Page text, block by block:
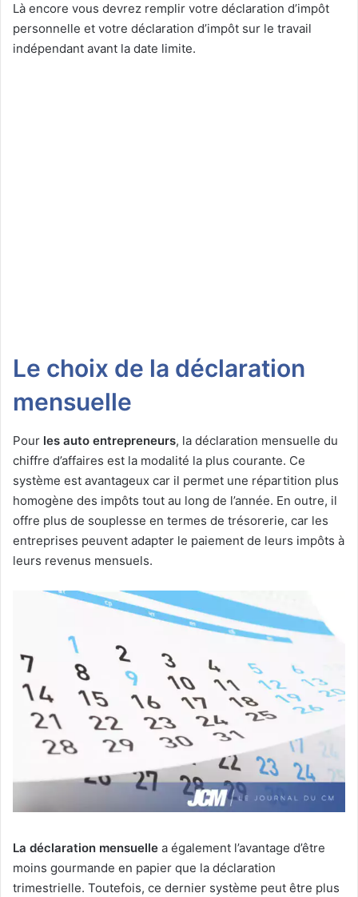
Là encore vous devrez remplir votre déclaration d’impôt
personnelle et votre déclaration d’impôt sur le travail
indépendant avant la date limite.
Le choix de la déclaration
mensuelle
Pour les auto entrepreneurs, la déclaration mensuelle du
chiffre d’affaires est la modalité la plus courante. Ce
système est avantageux car il permet une répartition plus
homogène des impôts tout au long de l’année. En outre, il
offre plus de souplesse en termes de trésorerie, car les
entreprises peuvent adapter le paiement de leurs impôts à
leurs revenus mensuels.
La déclaration mensuelle a également l’avantage d’être
moins gourmande en papier que la déclaration
trimestrielle. Toutefois, ce dernier système peut être plus